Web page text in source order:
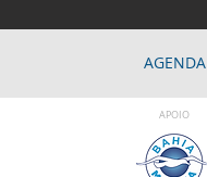
AGENDA
APOIO